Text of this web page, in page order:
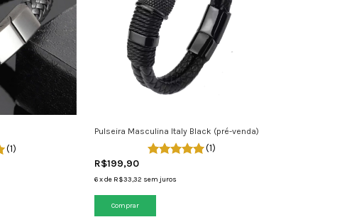
(1)
Pulseira Masculina Italy Black (pré-venda)
(1)
R$199,90
6xde R$33,32 sem juros
Comprar